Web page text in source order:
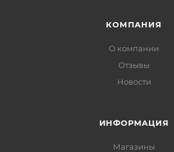
КОМПАНИЯ
О компании
Отзывы
Новости
ИНФОРМАЦИЯ
Магазины